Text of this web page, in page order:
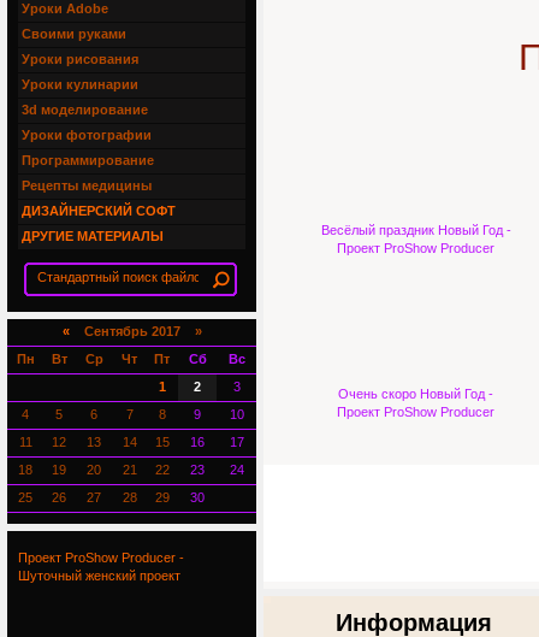
Весёлый праздник Новый Год -
Проект ProShow Producer
Очень скоро Новый Год -
Проект ProShow Producer
Информация
Уроки Adobe
Своими руками
Уроки рисования
Уроки кулинарии
3d моделирование
Уроки фотографии
Программирование
Рецепты медицины
ДИЗАЙНЕРСКИЙ СОФТ
ДРУГИЕ МАТЕРИАЛЫ
«Сентябрь 2017 »
Пн
Вт Ср Чт Пт Сб
Вс
1
2
3
4
5 6 7 8 9
10
11
12 13 14 15 16
17
18
19 20 21 22 23
24
25
26 27 28 29 30
Проект ProShow Producer -
Шуточный женский проект